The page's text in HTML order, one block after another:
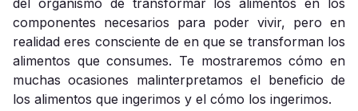
del organismo de transformar los alimentos en los
componentes necesarios para poder vivir, pero en
realidad eres consciente de en que se transforman los
alimentos que consumes. Te mostraremos cómo en
muchas ocasiones malinterpretamos el beneficio de
los alimentos que ingerimos y el cómo los ingerimos.